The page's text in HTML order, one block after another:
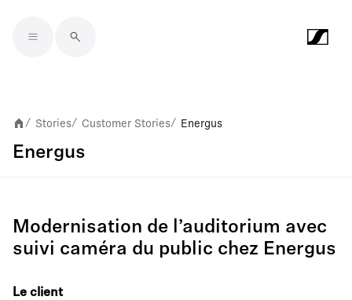
/ Stories/ Customer Stories/ Energus
Energus
Modernisation de l’auditorium avec
suivi caméra du public chez Energus
Le client